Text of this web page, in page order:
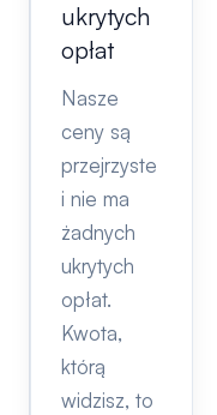
ukrytych
opłat
Nasze
ceny są
przejrzyste
i nie ma
żadnych
ukrytych
opłat.
Kwota,
którą
widzisz, to